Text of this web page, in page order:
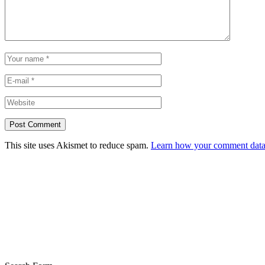
This site uses Akismet to reduce spam. Learn how your comment